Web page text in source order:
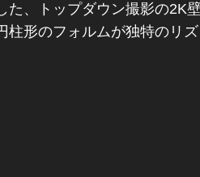
、トップダウン撮影の2K壁
形のフォルムが独特のリ